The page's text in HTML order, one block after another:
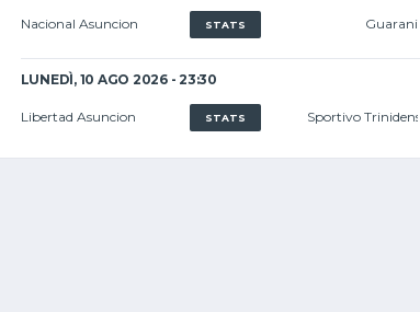
Nacional Asuncion
STATS Guarani
LUNEDÌ, 10 AGO 2026 - 23:30
Libertad Asuncion
STATS Sportivo Trinidense